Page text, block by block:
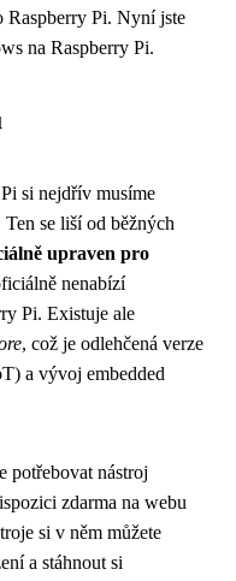
Raspberry Pi. Nyní jste
na Raspberry Pi.
si nejdřív musíme
se liší od běžných
upraven pro
nenabízí
Pi. Existuje ale
, což je odlehčená verze
a vývoj embedded
potřebovat nástroj
zdarma na webu
si v něm můžete
a stáhnout si